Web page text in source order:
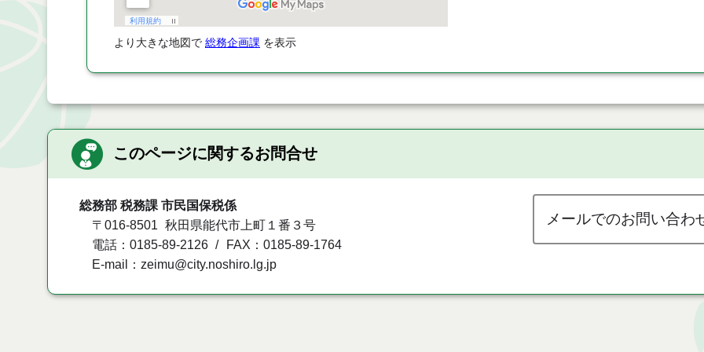
より大きな地図で 総務企画課 を表示
このページに関するお問合せ
総務部 税務課 市民国保税係
〒016-8501
秋田県能代市上町１番３号
電話：0185-89-2126
FAX：0185-89-1764
E-mail：zeimu@city.noshiro.lg.jp
メールでのお問い合わ